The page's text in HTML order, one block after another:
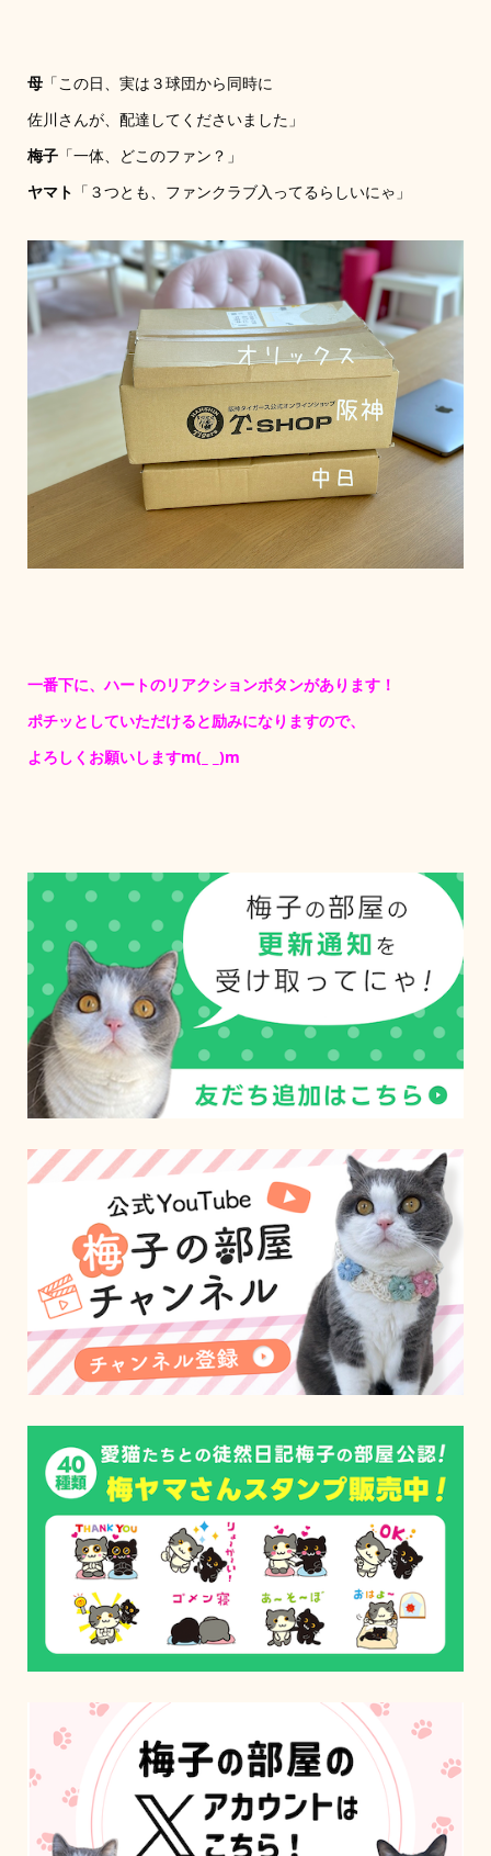
母「この日、実は３球団から同時に
佐川さんが、配達してくださいました」
梅子「一体、どこのファン？」
ヤマト 「３つとも、ファンクラブ入ってるらしいにゃ」
一番下に、ハートのリアクションボタンがあります！
ポチッとしていただけると励みになりますので、
よろしくお願いしますm(_ _)m